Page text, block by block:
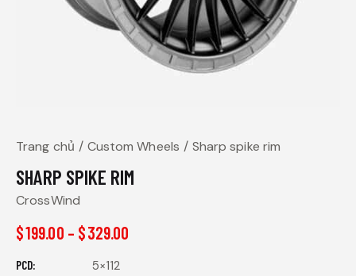
Trang chủ Custom Wheels Sharp spike rim
SHARP SPIKE RIM
CrossWind
$199.00 – $329.00
PCD 5×112